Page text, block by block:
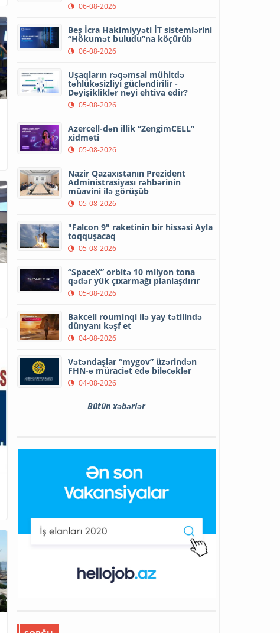
06-08-2026
Beş İcra Hakimiyyəti İT sistemlərini
“Hökumət buludu”na köçürüb
06-08-2026
Uşaqların rəqəmsal mühitdə
təhlükəsizliyi gücləndirilir -
Dəyişikliklər nəyi ehtiva edir?
05-08-2026
Azercell-dən illik “ZengimCELL”
xidməti
05-08-2026
Nazir Qazaxıstanın Prezident
Administrasiyası rəhbərinin
müavini ilə görüşüb
05-08-2026
"Falcon 9" raketinin bir hissəsi Ayla
toqquşacaq
05-08-2026
“SpaceX” orbitə 10 milyon tona
qədər yük çıxarmağı planlaşdırır
05-08-2026
Bakcell rouminqi ilə yay tətilində
dünyanı kəşf et
04-08-2026
Vətəndaşlar “mygov” üzərindən
FHN-ə müraciət edə biləcəklər
04-08-2026
Bütün xəbərlər